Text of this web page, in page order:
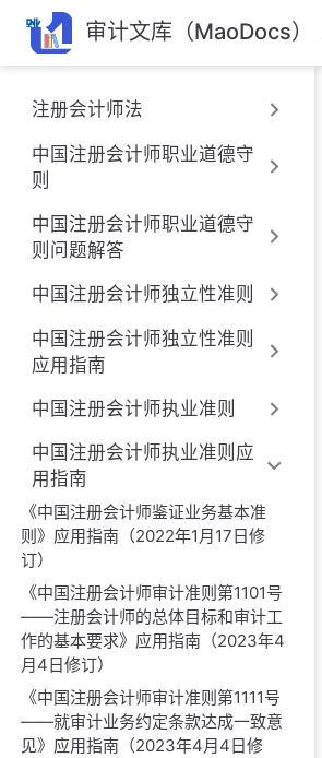
跳
至
主
要
內
容
审计文库（MaoDocs）
注册会计师法
中国注册会计师职业道德守
则
中国注册会计师职业道德守
则问题解答
中国注册会计师独立性准则
中国注册会计师独立性准则
应用指南
中国注册会计师执业准则
中国注册会计师执业准则应
用指南
《中国注册会计师鉴证业务基本准
则》应用指南（2022年1月17日修
订）
《中国注册会计师审计准则第1101号
——注册会计师的总体目标和审计工
作的基本要求》应用指南（2023年4
月4日修订）
《中国注册会计师审计准则第1111号
——就审计业务约定条款达成一致意
见》应用指南（2023年4月4日修